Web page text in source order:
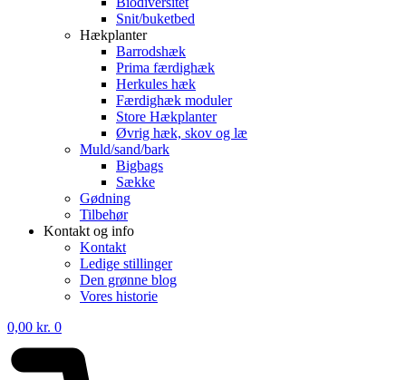
Snit/buketbed
Hækplanter
Barrodshæk
Prima færdighæk
Herkules hæk
Færdighæk moduler
Store Hækplanter
Øvrig hæk, skov og læ
Muld/sand/bark
Bigbags
Sække
Gødning
Tilbehør
Kontakt og info
Kontakt
Ledige stillinger
Den grønne blog
Vores historie
0,00 kr. 0